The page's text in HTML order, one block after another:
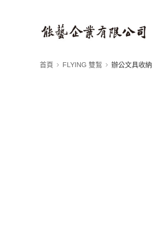
首頁 FLYING 雙鶖 辦公文具收納